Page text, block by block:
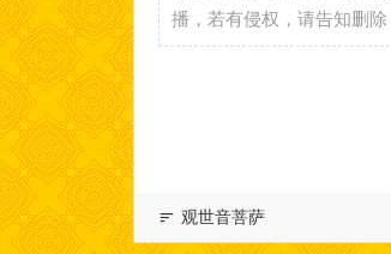
播，若有侵权，请告知删除
观世音菩萨